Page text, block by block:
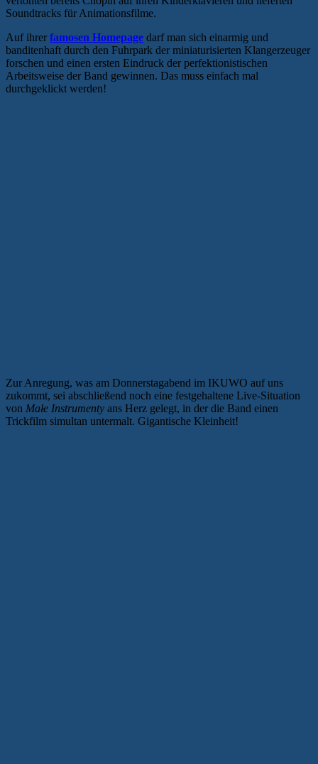
Soundtracks für Animationsfilme.
Auf ihrer famosen Homepage darf man sich einarmig und
banditenhaft durch den Fuhrpark der miniaturisierten Klangerzeuger
forschen und einen ersten Eindruck der perfektionistischen
Arbeitsweise der Band gewinnen. Das muss einfach mal
durchgeklickt werden!
Zur Anregung, was am Donnerstagabend im IKUWO auf uns
zukommt, sei abschließend noch eine festgehaltene Live-Situation
von Małe Instrumenty ans Herz gelegt, in der die Band einen
Trickfilm simultan untermalt. Gigantische Kleinheit!